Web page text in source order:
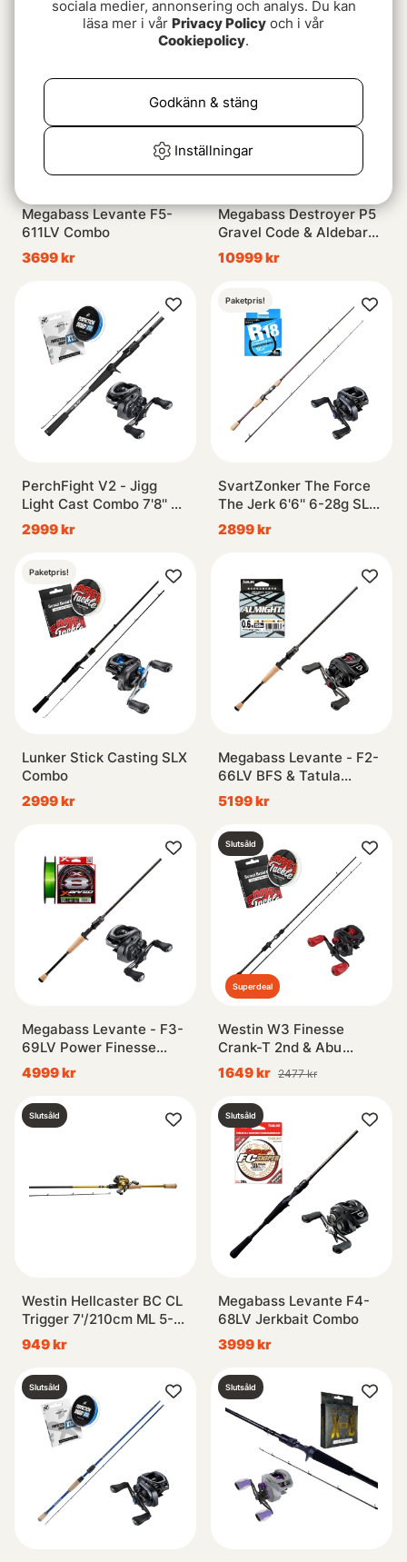
Megabass Levante F5-
611LV Combo
3699 kr
Megabass Destroyer P5
Gravel Code & Aldebaran
BFS Combo
10999 kr
PerchFight V2 - Jigg
Light Cast Combo 7'8'' 3-
20g
2999 kr
Paketpris!
SvartZonker The Force
The Jerk 6'6'' 6-28g SLX
MGL Combo
2899 kr
Paketpris!
Lunker Stick Casting SLX
Combo
2999 kr
Megabass Levante - F2-
66LV BFS & Tatula
Combo
5199 kr
Megabass Levante - F3-
69LV Power Finesse
Combo
4999 kr
Superdeal
Slutsåld
Westin W3 Finesse
Crank-T 2nd & Abu
Garcia Max X Combo
1649 kr 2477 kr
Slutsåld
Westin Hellcaster BC CL
Trigger 7'/210cm ML 5-
24G 2Sec 201-Hh 4+1BB
0,20mm/125m
949 kr
Slutsåld
Megabass Levante F4-
68LV Jerkbait Combo
3999 kr
Slutsåld Slutsåld
sociala medier, annonsering och analys. Du kan
läsa mer i vår Privacy Policy och i vår
Cookiepolicy.
Inställningar
Godkänn & stäng